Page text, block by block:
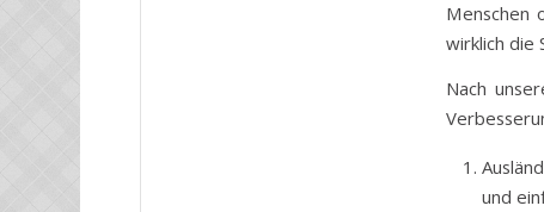
Menschen
wirklich die
Nach
und